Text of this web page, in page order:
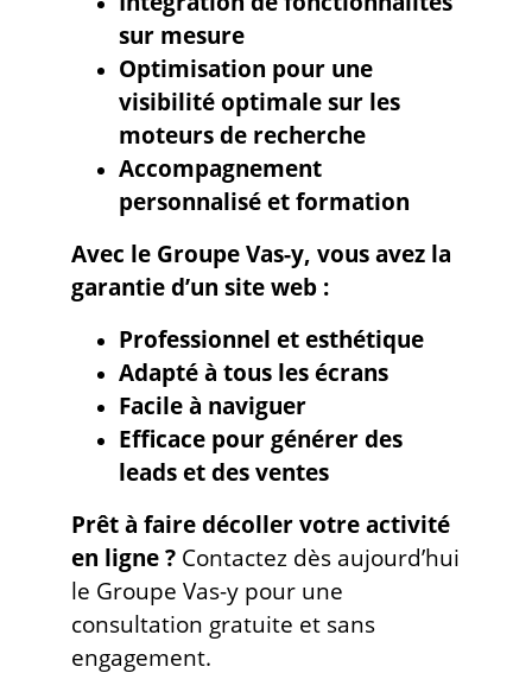
sur mesure
Optimisation pour une
visibilité optimale sur les
moteurs de recherche
Accompagnement
personnalisé et formation
Avec le Groupe Vas-y, vous avez la
garantie d’un site web :
Professionnel et esthétique
Adapté à tous les écrans
Facile à naviguer
Efficace pour générer des
leads et des ventes
Prêt à faire décoller votre activité
en ligne ? Contactez dès aujourd’hui
le Groupe Vas-y pour une
consultation gratuite et sans
engagement.